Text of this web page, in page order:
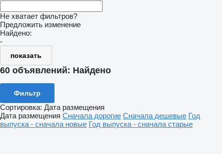
Не хватает фильтров?
Предложить изменение
Найдено:
-
показать
60 объявлений: Найдено
Фильтр
Сортировка: Дата размещения
Дата размещения Сначала дорогие Сначала дешевые Год
выпуска - сначала новые Год выпуска - сначала старые